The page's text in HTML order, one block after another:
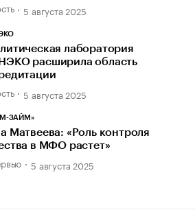
5 августа 2025
лаборатория
расширила область
5 августа 2025
ЗАЙМ»
Матвеева: «Роль контроля
в МФО растет»
5 августа 2025